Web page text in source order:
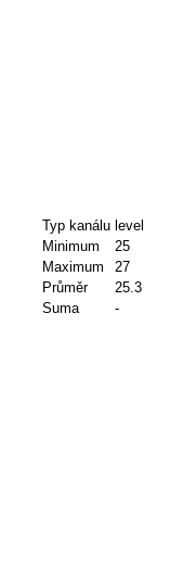
Typ kanálu level
Minimum
25
Maximum
27
Průměr
25.3
Suma
-